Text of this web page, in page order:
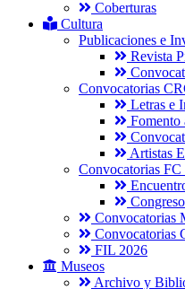
Coberturas
Cultura
Publicaciones e
Revista
Convocatorias
Letras e
Fomento
Artistas
Convocatorias
Convocatorias
Convocatorias
FIL 2026
Museos
Archivo y